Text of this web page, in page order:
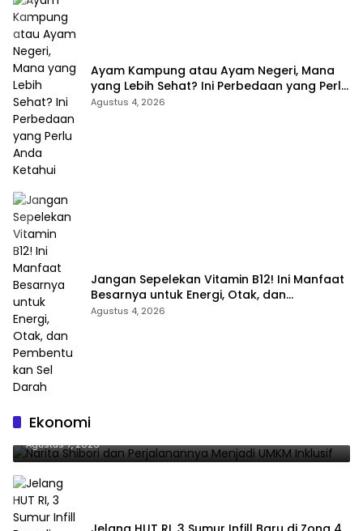
Ayam Kampung atau Ayam Negeri, Mana
yang Lebih Sehat? Ini Perbedaan yang Perlu
Anda Ketahui
Agustus 4, 2026
Jangan Sepelekan Vitamin B12! Ini Manfaat
Besarnya untuk Energi, Otak, dan
Pembentukan Sel Darah
Agustus 4, 2026
Ekonomi
Narita Shibori dan Perjalanannya Menjadi UMKM
Inklusif
Agustus 7, 2026